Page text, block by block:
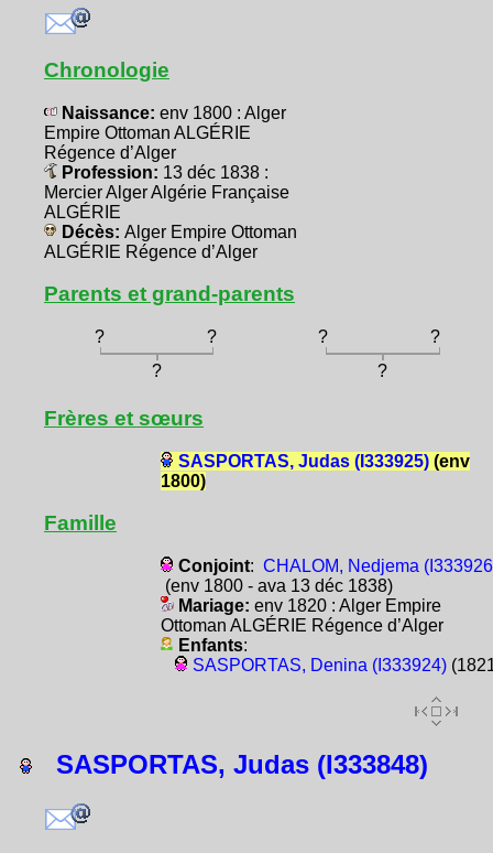
Chronologie
Naissance: env 1800 : Alger
Empire Ottoman ALGÉRIE
Régence d’Alger
Profession: 13 déc 1838 :
Mercier Alger Algérie Française
ALGÉRIE
Décès: Alger Empire Ottoman
ALGÉRIE Régence d’Alger
Parents et grand-parents
? ? ?
?
?
?
Frères et sœurs
SASPORTAS, Judas (I333925)(env
1800)
Famille
Conjoint: CHALOM, Nedjema
(env 1800 - ava 13 déc 1838)
Mariage: env 1820 : Alger Empire
Ottoman ALGÉRIE Régence d’Alger
Enfants:
SASPORTAS, Denina (I333924)
SASPORTAS, Judas (I333848)